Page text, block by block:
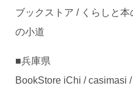
ブックストア / くらしと
の小道
■兵庫県
BookStore iChi / casimasi